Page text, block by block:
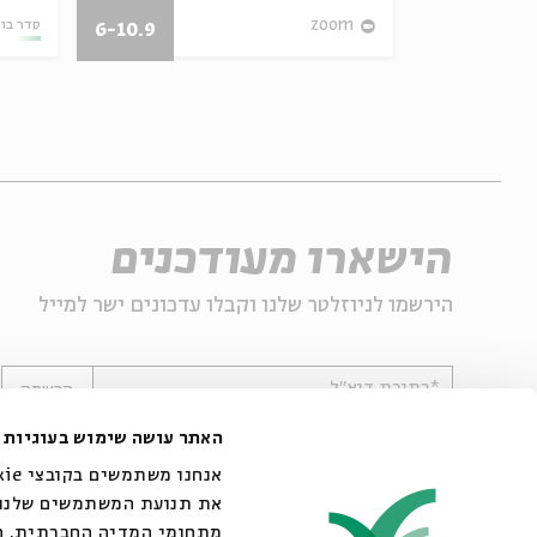
האתר עושה שימוש בעוגיות
את תנועת המשתמשים
מתחומי המדיה החברתית,
סדר zoom
6-10.9
הישארו מעודכנים
הירשמו לניוזלטר שלנו וקבלו עדכונים ישר למייל
*כתובת דוא"ל הרשמה